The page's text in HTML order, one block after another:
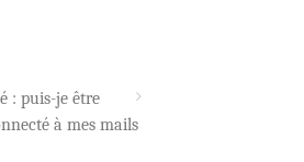
: puis-je être
à mes mails